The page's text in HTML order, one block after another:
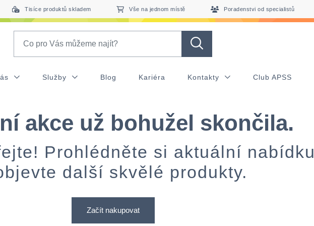
Tisíce produktů skladem Vše na jednom místě Poradenstvi od specialistů
Služby Blog Kariéra Kontakty Club APSS
akce už bohužel skončila.
Prohlédněte si aktuální nabídku
další skvělé produkty.
Začít nakupovat